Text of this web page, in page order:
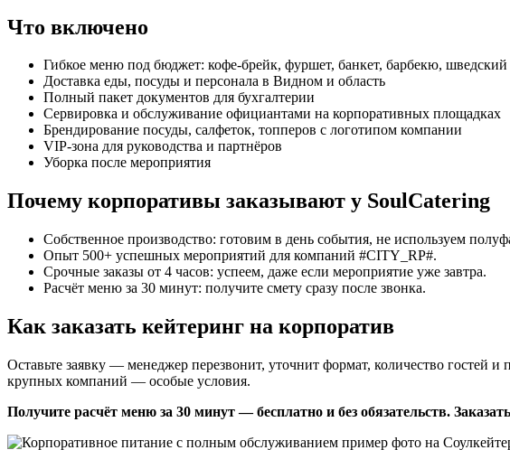
Что включено
Гибкое меню под бюджет: кофе-брейк, фуршет, банкет, барбекю, шведский
Доставка еды, посуды и персонала в Видном и область
Полный пакет документов для бухгалтерии
Сервировка и обслуживание официантами на корпоративных площадках
Брендирование посуды, салфеток, топперов с логотипом компании
VIP-зона для руководства и партнёров
Уборка после мероприятия
Почему корпоративы заказывают у SoulCatering
Собственное производство: готовим в день события, не используем
Опыт 500+ успешных мероприятий для компаний #CITY_RP#.
Срочные заказы от 4 часов: успеем, даже если мероприятие уже завтра.
Расчёт меню за 30 минут: получите смету сразу после звонка.
Как заказать кейтеринг на корпоратив
Оставьте заявку — менеджер перезвонит, уточнит формат, количество
крупных компаний — особые условия.
Получите расчёт меню за 30 минут — бесплатно и без обязательств.